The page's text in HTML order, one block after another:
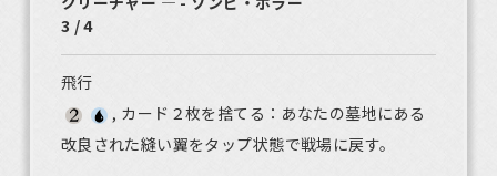
3 / 4
飛行
, カード２枚を捨てる：あなたの墓地にある
改良された縫い翼をタップ状態で戦場に戻す。